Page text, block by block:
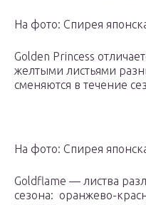
На фото: Спирея
Golden Princess
желтыми листьями
сменяются в течение
На фото: Спирея
Goldflame — листва
сезона: оранжево-